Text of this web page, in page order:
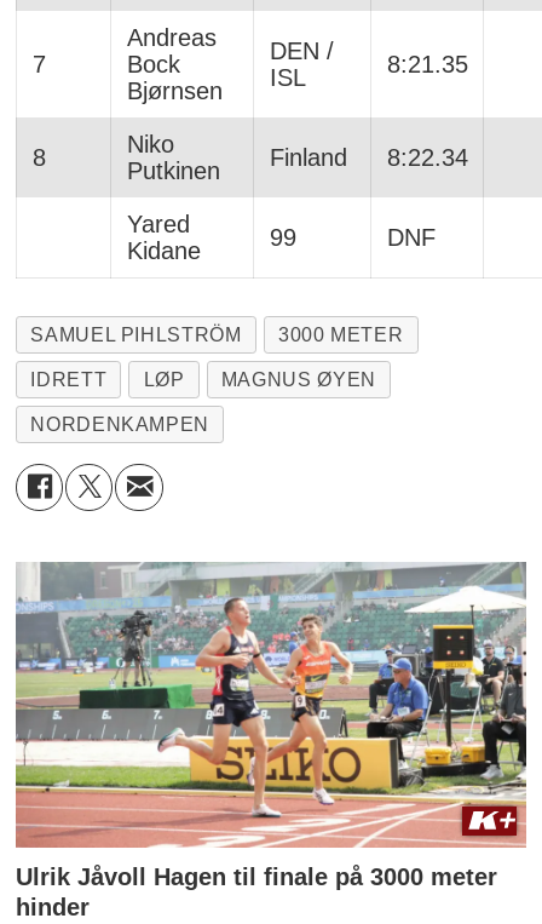
7
Andreas
Bock
Bjørnsen
DEN /
ISL
8:21.35
8
Niko
Putkinen
Finland 8:22.34
Yared
Kidane
99 DNF
SAMUEL PIHLSTRÖM 3000 METER
IDRETT LØP MAGNUS ØYEN
NORDENKAMPEN
Ulrik Jåvoll Hagen til finale på 3000 meter
hinder